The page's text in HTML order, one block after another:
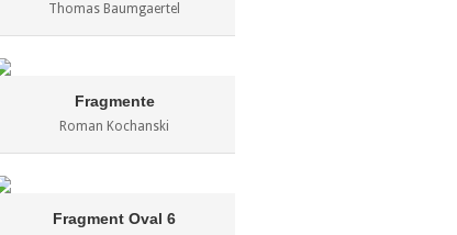
Thomas Baumgaertel
Fragmente
Roman Kochanski
Fragment Oval 6